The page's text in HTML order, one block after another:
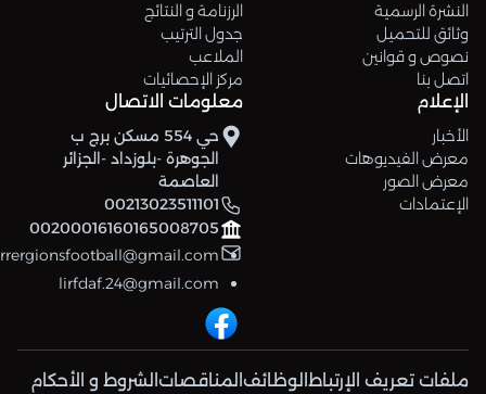
النشرة الرسمية
وثائق للتحميل
نصوص و قوانين
اتصل بنا
الرزنامة و النتائج
جدول الترتيب
الملاعب
مركز الإحصائيات
الإعلام
الأخبار
معرض الفيديوهات
معرض الصور
الإعتمادات
معلومات الاتصال
حي 554 مسكن برج ب
الجوهرة -بلوزداد -الجزائر
العاصمة
00213023511101
00200016160165008705
lirfdaf.24@gmail.com
ملفات تعريف الإرتباط الوظائف المناقصات الشروط و الأحكام